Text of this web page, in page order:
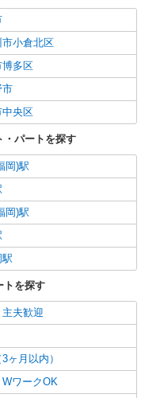
市小倉北区
博多区
市
中央区
・パートを探す
岡)駅
岡)駅
トを探す
主夫歓迎
ヶ月以内）
WワークOK